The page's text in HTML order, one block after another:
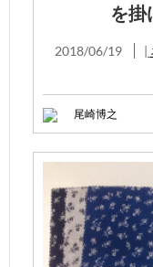
を掛
2018/06/19
尾崎博之